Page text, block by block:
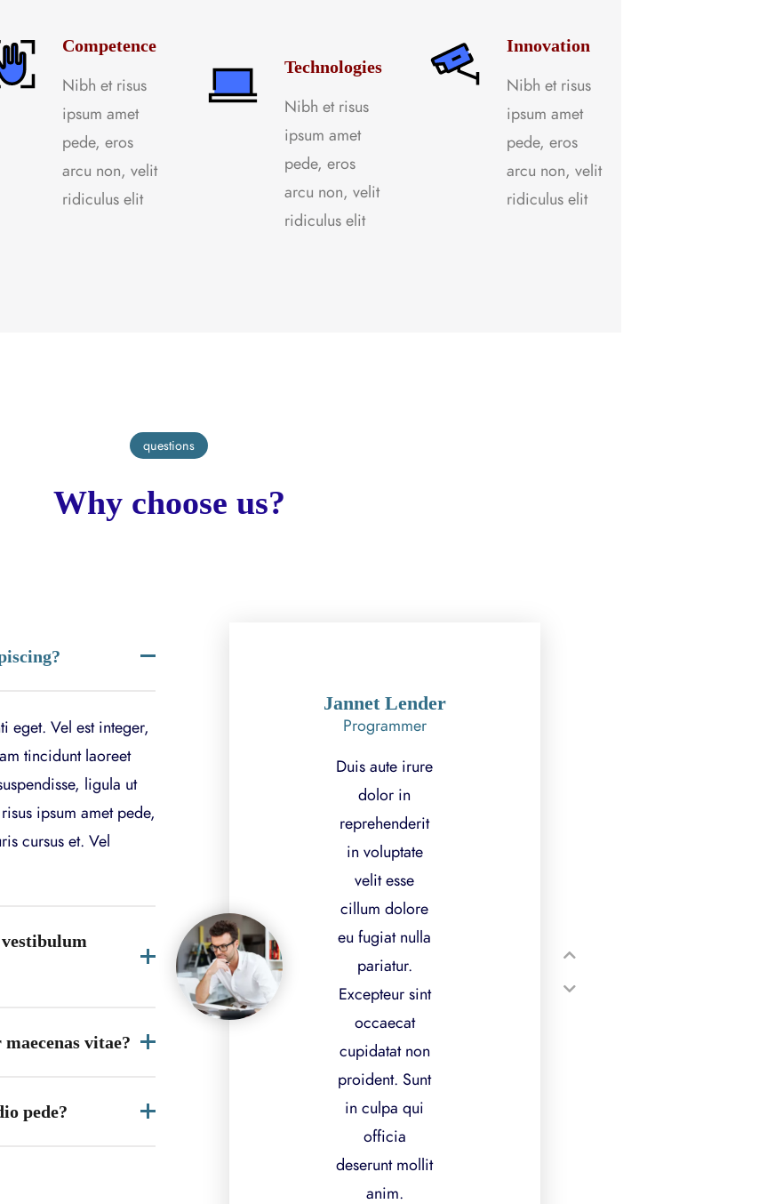
Competence
Nibh et risus
ipsum amet
pede, eros
arcu non, velit
ridiculus elit
Technologies
Nibh et risus
ipsum amet
pede, eros
arcu non, velit
ridiculus elit
Innovation
Nibh et risus
ipsum amet
pede, eros
arcu non, velit
ridiculus elit
questions
Why choose us?
eget. Vel est integer,
tincidunt laoreet
ligula ut
ipsum amet pede,
cursus et. Vel
vitae?
pede?
Jannet Lender
Programmer
Duis aute irure
dolor in
reprehenderit
in voluptate
velit esse
cillum dolore
eu fugiat nulla
pariatur.
Excepteur sint
occaecat
cupidatat non
proident. Sunt
in culpa qui
officia
deserunt mollit
anim.